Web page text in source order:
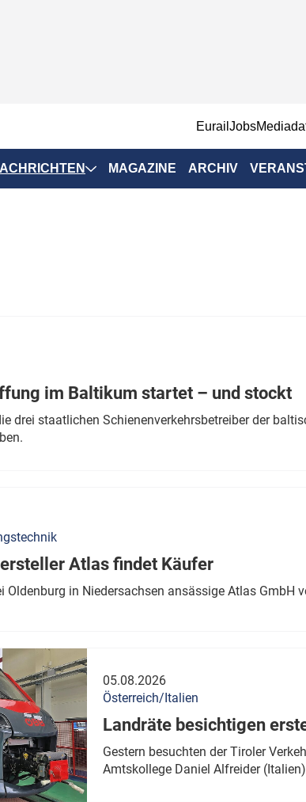
EurailJobs
Infrastruktur & Ausrüstung
ÖPNV
MAGAZINE ARCHIV
im Baltikum startet – und stockt
drei staatlichen Schienenverkehrsbetreiber der
Atlas findet Käufer
Oldenburg in Niedersachsen ansässige Atlas GmbH
05.08.2026
Österreich/Italien
Landräte besichtigen
Gestern besuchten der Tiroler
Amtskollege Daniel Alfreider